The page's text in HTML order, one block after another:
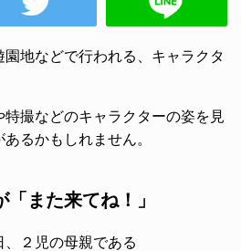
地などで行われる、キャラクタ
撮などのキャラクターの姿を見
るかもしれません。
また来てね！」
、２児の母親である